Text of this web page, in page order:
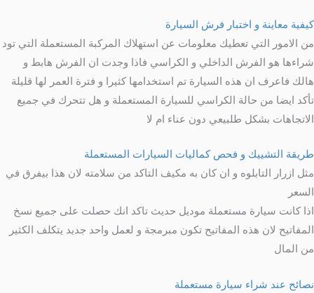
كيفية معاينة و اختبار فرش السيارة
من الامور التي تعطيك معلومات عن استهلاك المركبة المستعملة التي تود
شراءها هو الفرش الداخلي و الكراسي فاذا وجدت ان الفرش هابط و
هالك فاعرف ان هذه السيارة تم استخدامها كثيرا و فترة العمر لها قليلة
تأكد ايضا من حالة الكراسي للسيارة المستعملة و هل تتحرك في جميع
الاتجاهات بشكل طلبيعي دون عناء ام لا
طريقة التشييك و فحص كماليات السيارات المستعملة
مثل ازرار التابلوه و ان كان به مكيف التاكد من سلامته لان هذا بيفرق في
السعر
اذا كانت سيارة مستعملة موديل حديث تاكد انك حصلت على جميع نسخ
المفاتيح لان هذه المفاتيح تكون مبرمجة و لعمل واحد جديد يتكلف الكثير
من المال
نصائح عند شراء سيارة مستعملة